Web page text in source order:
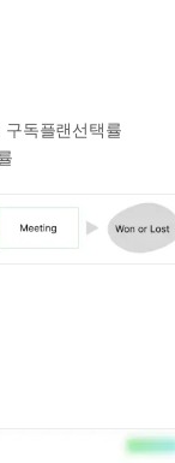
구독플랜선택률